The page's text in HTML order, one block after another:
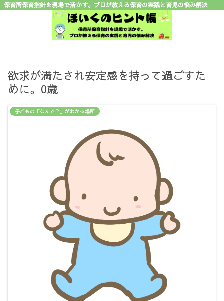
保育所保育指針を現場で活かす。プロが教える保育の実践と育児の悩み解決
欲求が満たされ安定感を持って過ごすた
めに。0歳
子どもの「なんで？」がわかる場所